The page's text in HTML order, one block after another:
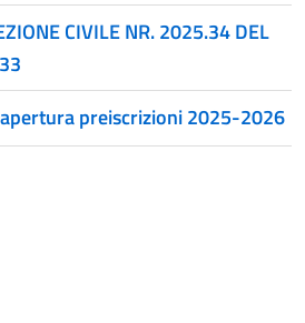
CIVILE NR. 2025.34 DEL
preiscrizioni 2025-2026